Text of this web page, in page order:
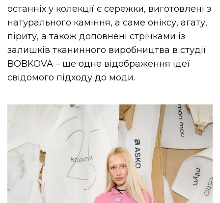
останніх у колекції є сережки, виготовлені з
натурального каміння, а саме оніксу, агату,
піриту, а також доповнені стрічками із
залишків тканинного виробництва в студії
BOBKOVA – ще одне відображення ідеї
свідомого підходу до моди.